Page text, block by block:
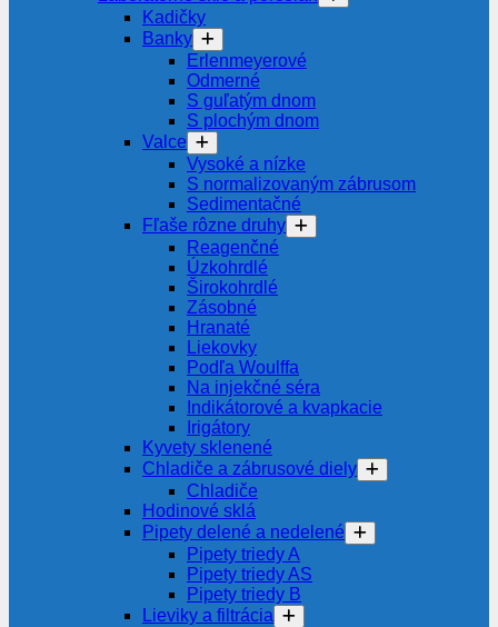
Kadičky
Banky
Erlenmeyerové
Odmerné
S guľatým dnom
S plochým dnom
Valce
Vysoké a nízke
S normalizovaným zábrusom
Sedimentačné
Fľaše rôzne druhy
Reagenčné
Úzkohrdlé
Širokohrdlé
Zásobné
Hranaté
Liekovky
Podľa Woulffa
Na injekčné séra
Indikátorové a kvapkacie
Irigátory
Kyvety sklenené
Chladiče a zábrusové diely
Chladiče
Hodinové sklá
Pipety delené a nedelené
Pipety triedy A
Pipety triedy AS
Pipety triedy B
Lieviky a filtrácia